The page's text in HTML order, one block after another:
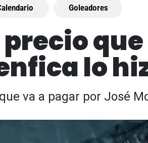
Goleadores
lo
va a pagar por José